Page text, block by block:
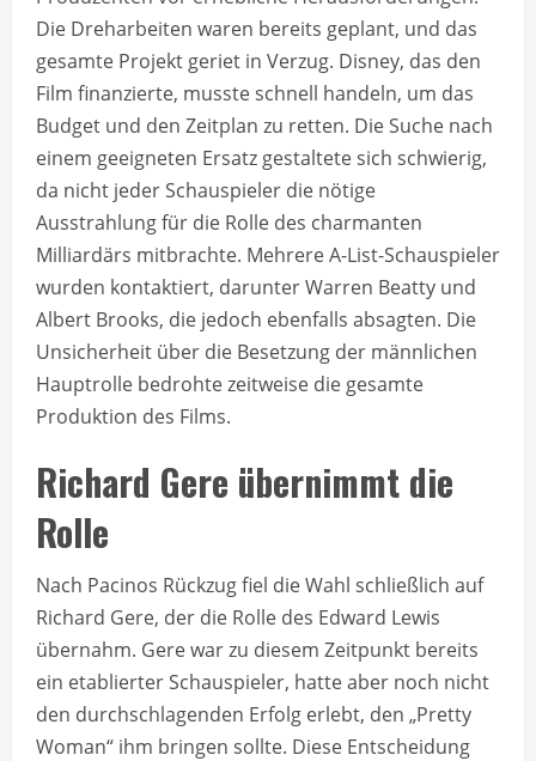
Die Dreharbeiten waren bereits geplant, und das
gesamte Projekt geriet in Verzug. Disney, das den
Film finanzierte, musste schnell handeln, um das
Budget und den Zeitplan zu retten. Die Suche nach
einem geeigneten Ersatz gestaltete sich schwierig,
da nicht jeder Schauspieler die nötige
Ausstrahlung für die Rolle des charmanten
Milliardärs mitbrachte. Mehrere A-List-Schauspieler
wurden kontaktiert, darunter Warren Beatty und
Albert Brooks, die jedoch ebenfalls absagten. Die
Unsicherheit über die Besetzung der männlichen
Hauptrolle bedrohte zeitweise die gesamte
Produktion des Films.
Richard Gere übernimmt die
Rolle
Nach Pacinos Rückzug fiel die Wahl schließlich auf
Richard Gere, der die Rolle des Edward Lewis
übernahm. Gere war zu diesem Zeitpunkt bereits
ein etablierter Schauspieler, hatte aber noch nicht
den durchschlagenden Erfolg erlebt, den „Pretty
Woman“ ihm bringen sollte. Diese Entscheidung